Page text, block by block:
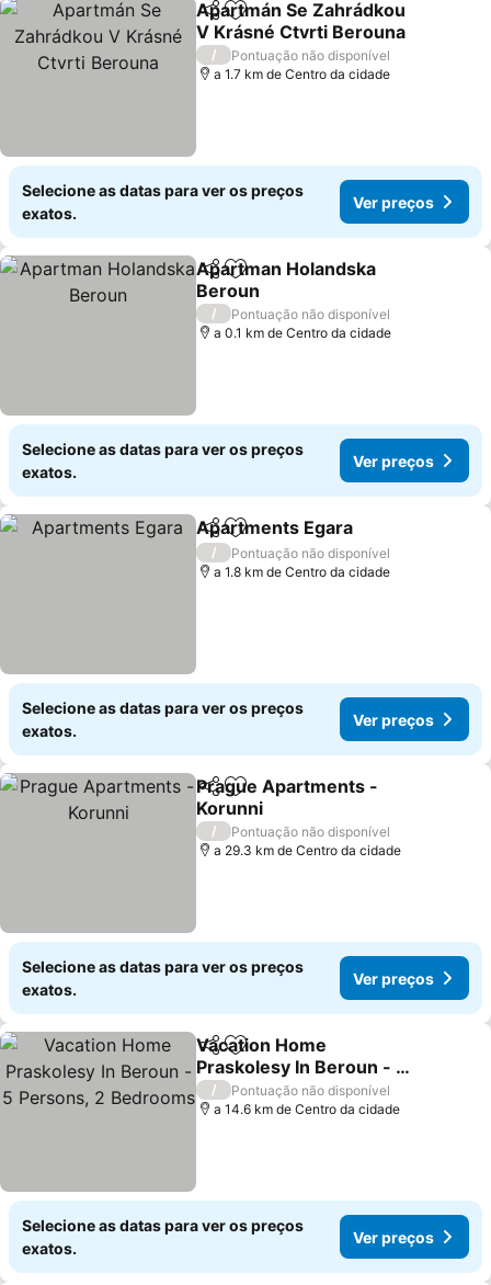
PartilharAdicionar aos favoritos
Apartmán Se Zahrádkou
V Krásné Ctvrti Berouna
/
Pontuação não disponível
a 1.7 km de Centro da cidade
Selecione as datas para ver os preços
exatos.
Ver preços
PartilharAdicionar aos favoritos
Apartman Holandska
Beroun
/
Pontuação não disponível
a 0.1 km de Centro da cidade
Selecione as datas para ver os preços
exatos.
Ver preços
PartilharAdicionar aos favoritos
Apartments Egara
/
Pontuação não disponível
a 1.8 km de Centro da cidade
Selecione as datas para ver os preços
exatos.
Ver preços
PartilharAdicionar aos favoritos
Prague Apartments -
Korunni
/
Pontuação não disponível
a 29.3 km de Centro da cidade
Selecione as datas para ver os preços
exatos.
Ver preços
PartilharAdicionar aos favoritos
Vacation Home
Praskolesy In Beroun - 5
Persons, 2 Bedrooms
/
Pontuação não disponível
a 14.6 km de Centro da cidade
Selecione as datas para ver os preços
exatos.
Ver preços